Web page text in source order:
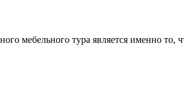
тура является именно то,